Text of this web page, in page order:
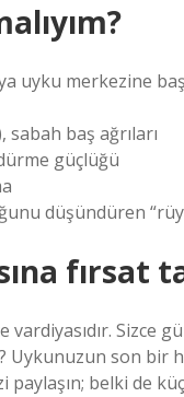
uyku merkezine
baş ağrıları
güçlüğü
düşündüren
fırsat
Sizce
Uykunuzun son
belki de